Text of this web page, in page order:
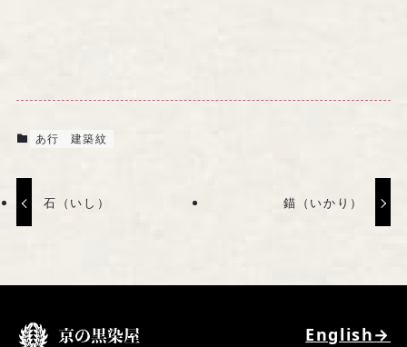
あ行 建築紋
石（いし） 錨（いかり）
English→